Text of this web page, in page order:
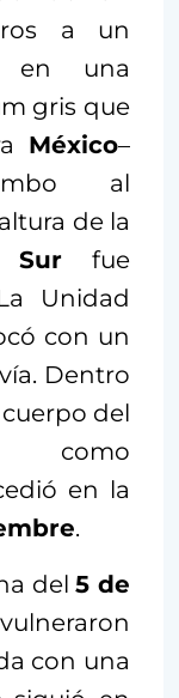
a un
en una
gris que
México–
al
de la
fue
Unidad
con un
Dentro
del
como
en la
.
del5 de
con una